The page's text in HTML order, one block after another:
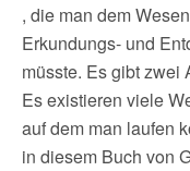
, die man dem
Erkundungs- und
müsste. Es gibt zwei
Es existieren viele
auf dem man laufen
in diesem Buch von